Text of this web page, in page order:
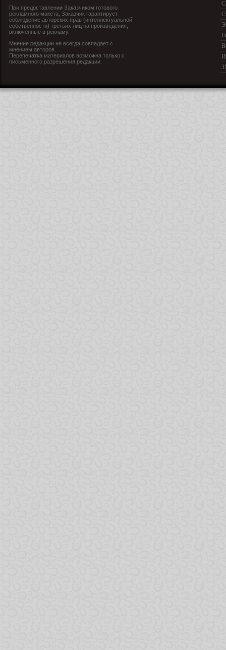
При предоставлении Заказчиком готового
рекламного макета, Заказчик гарантирует
соблюдение авторских прав (интеллектуальной
собственности) третьих лиц на произведения,
включенные в рекламу.
Мнение редакции не всегда совпадает с
мнением авторов.
Перепечатка материалов возможна только с
письменного разрешения редакции.